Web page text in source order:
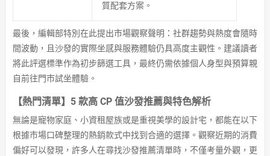
質配套方案。
最後，編輯部特別在此提出市場觀察聲明：社群趨勢與熱度會隨時
間波動，且沙發的實際坐感與服務體驗仍具高度主觀性。建議讀者
將此評選標準作為初步篩選工具，最終仍需依據個人身型與預算親
自前往門市試坐體驗。
【熱門清單】5 款高 CP 值沙發推薦與特色解析
無論是寵物家庭、小資租屋族或是重視美學的設計宅，都能在以下
根據市場口碑整理的熱銷款式中找到合適的選擇。觀察近期的消費
偏好可以發現，許多人在尋找沙發推薦清單時，不僅考量外觀，更